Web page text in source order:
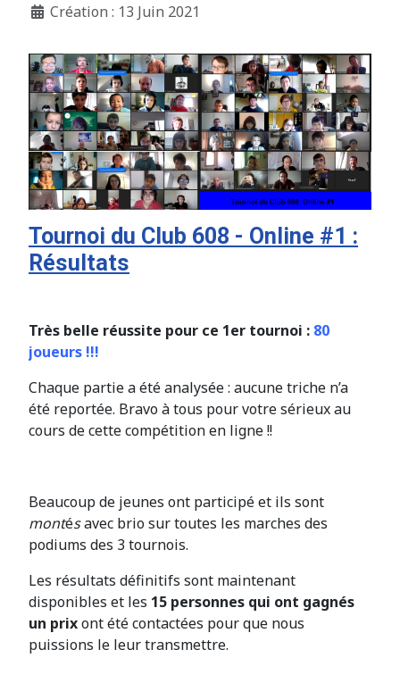
Création : 13 Juin 2021
Tournoi du Club 608 - Online #1 :
Résultats
Très belle réussite pour ce 1er tournoi : 80
joueurs !!!
Chaque partie a été analysée : aucune triche n’a
été reportée. Bravo à tous pour votre sérieux au
cours de cette compétition en ligne !!
Beaucoup de jeunes ont participé et ils sont
montésavec brio sur toutes les marches des
podiums des 3 tournois.
Les résultats définitifs sont maintenant
disponibles et les 15 personnes qui ont gagnés
un prixont été contactées pour que nous
puissions le leur transmettre.